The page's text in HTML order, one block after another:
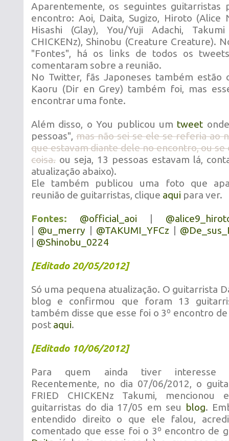
Aparentemente, os seguintes guitarristas
encontro: Aoi, Daita, Sugizo, Hiroto (Alice
Hisashi (Glay), You/Yuji Adachi, Takumi
CHICKENz), Shinobu (Creature Creature).
"Fontes", há os links de todos os
comentaram sobre a reunião.
No Twitter, fãs Japoneses também estão
Kaoru (Dir en Grey) também foi, mas
encontrar uma fonte.
Além disso, o You publicou um tweet
pessoas", mas não sei se ele se referia ao
que estavam diante dele no encontro, ou
coisa. ou seja, 13 pessoas estavam lá,
atualização abaixo).
Ele também publicou uma foto que
reunião de guitarristas, clique aqui para ver.
Fontes: @official_aoi
@u_merry @TAKUMI_YFCz
@Shinobu_0224
[Editado 20/05/2012]
Só uma pequena atualização. O guitarrista
blog e confirmou que foram 13
também disse que esse foi o 3º encontro
post aqui.
[Editado 10/06/2012]
Para quem ainda tiver interesse
Recentemente, no dia 07/06/2012, o
FRIED CHICKENz Takumi, mencionou
guitarristas do dia 17/05 em seu blog.
entendido direito o que ele falou,
comentado que esse foi o 3º encontro de